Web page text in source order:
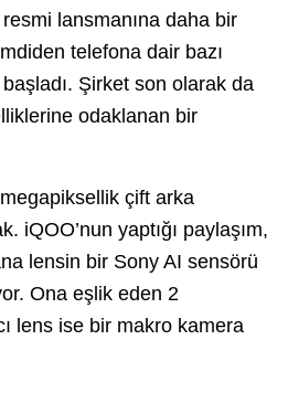
lansmanına daha bir
telefona dair bazı
Şirket son olarak da
odaklanan bir
çift arka
iQOO’nun yaptığı paylaşım,
lensin bir Sony AI sensörü
Ona eşlik eden 2
lens ise bir makro kamera